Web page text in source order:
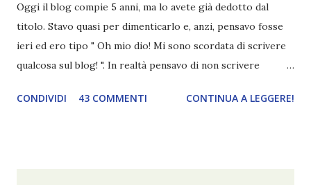
Oggi il blog compie 5 anni, ma lo avete già dedotto dal
titolo. Stavo quasi per dimenticarlo e, anzi, pensavo fosse
ieri ed ero tipo " Oh mio dio! Mi sono scordata di scrivere
qualcosa sul blog! ". In realtà pensavo di non scrivere
diventando un po' come i miei compleanni. Semplicemente
CONDIVIDI 43 COMMENTI CONTINUA A LEGGERE!